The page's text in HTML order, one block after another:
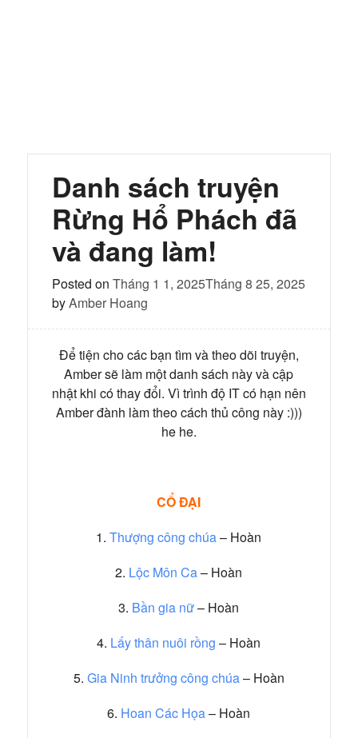
Danh sách truyện
Rừng Hổ Phách đã
và đang làm!
Posted on Tháng 1 1, 2025Tháng 8 25, 2025
byAmber Hoang
Để tiện cho các bạn tìm và theo dõi truyện,
Amber sẽ làm một danh sách này và cập
nhật khi có thay đổi. Vì trình độ IT có hạn nên
Amber đành làm theo cách thủ công này :)))
he he.
CỔ ĐẠI
1.Thượng công chúa– Hoàn
2. Lộc Môn Ca– Hoàn
3. Bần gia nữ– Hoàn
4. Lấy thân nuôi rồng – Hoàn
5. Gia Ninh trưởng công chúa– Hoàn
6. Hoan Các Họa– Hoàn